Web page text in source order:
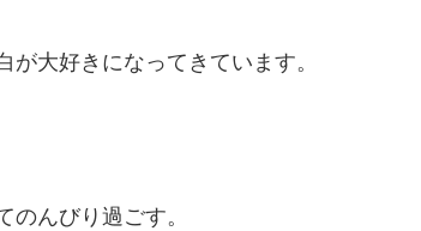
大好きになってきています。
んびり過ごす。